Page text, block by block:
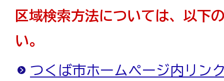
区域検索方法については、以下
い。
つくば市ホームページ内リン